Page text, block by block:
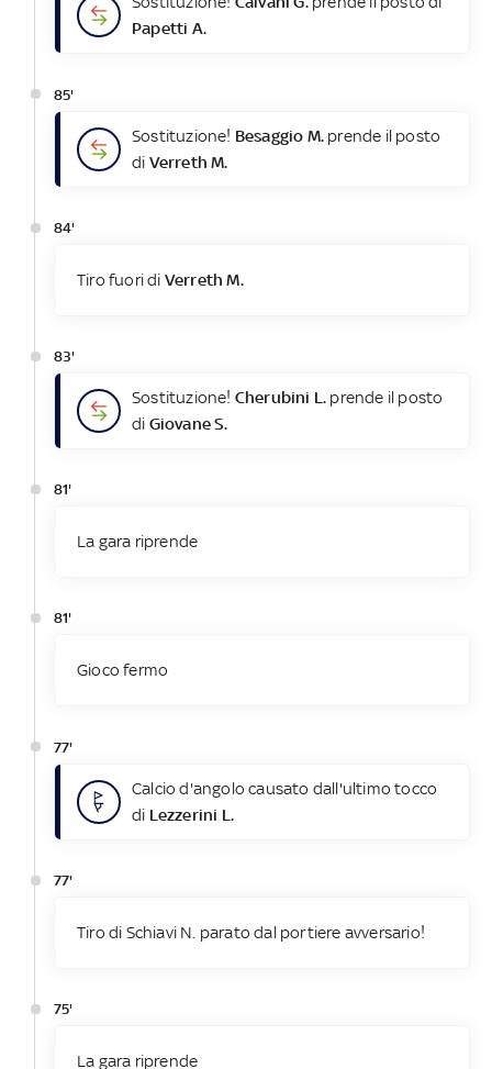
Papetti A.
85'
Sostituzione! Besaggio M. prende il posto
di Verreth M.
84'
Tiro fuori di Verreth M.
83'
Sostituzione! Cherubini L. prende il posto
di Giovane S.
81'
La gara riprende
81'
Gioco fermo
77'
Calcio d'angolo causato dall'ultimo tocco
di Lezzerini L.
77'
Tiro di Schiavi N. parato dal portiere avversario!
75'
La gara riprende